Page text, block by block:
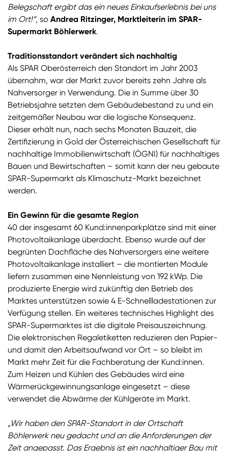
Belegschaft ergibt das ein neues Einkaufserlebnis bei uns
im Ort!“, so Andrea Ritzinger, Marktleiterin im SPAR-
Supermarkt Böhlerwerk.
Traditionsstandort verändert sich nachhaltig
Als SPAR Oberösterreich den Standort im Jahr 2003
übernahm, war der Markt zuvor bereits zehn Jahre als
Nahversorger in Verwendung. Die in Summe über 30
Betriebsjahre setzten dem Gebäudebestand zu und ein
zeitgemäßer Neubau war die logische Konsequenz.
Dieser erhält nun, nach sechs Monaten Bauzeit, die
Zertifizierung in Gold der Österreichischen Gesellschaft für
nachhaltige Immobilienwirtschaft (ÖGNI) für nachhaltiges
Bauen und Bewirtschaften – somit kann der neu gebaute
SPAR-Supermarkt als Klimaschutz-Markt bezeichnet
werden.
Ein Gewinn für die gesamte Region
40 der insgesamt 60 Kund:innenparkplätze sind mit einer
Photovoltaikanlage überdacht. Ebenso wurde auf der
begrünten Dachfläche des Nahversorgers eine weitere
Photovoltaikanlage installiert – die montierten Module
liefern zusammen eine Nennleistung von 192 kWp. Die
produzierte Energie wird zukünftig den Betrieb des
Marktes unterstützen sowie 4 E-Schnellladestationen zur
Verfügung stellen. Ein weiteres technisches Highlight des
SPAR-Supermarktes ist die digitale Preisauszeichnung.
Die elektronischen Regaletiketten reduzieren den Papier-
und damit den Arbeitsaufwand vor Ort – so bleibt im
Markt mehr Zeit für die Fachberatung der Kund:innen.
Zum Heizen und Kühlen des Gebäudes wird eine
Wärmerückgewinnungsanlage eingesetzt – diese
verwendet die Abwärme der Kühlgeräte im Markt.
„Wir haben den SPAR-Standort in der Ortschaft
Böhlerwerk neu gedacht und an die Anforderungen der
Zeit angepasst. Das Ergebnis ist ein nachhaltiger Bau mit